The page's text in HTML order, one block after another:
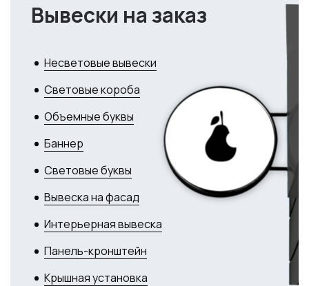
Вывески на заказ
Несветовые вывески
Световые короба
Объемные буквы
Баннер
Световые буквы
Вывеска на фасад
Интерьерная вывеска
Панель-кронштейн
Крышная установка